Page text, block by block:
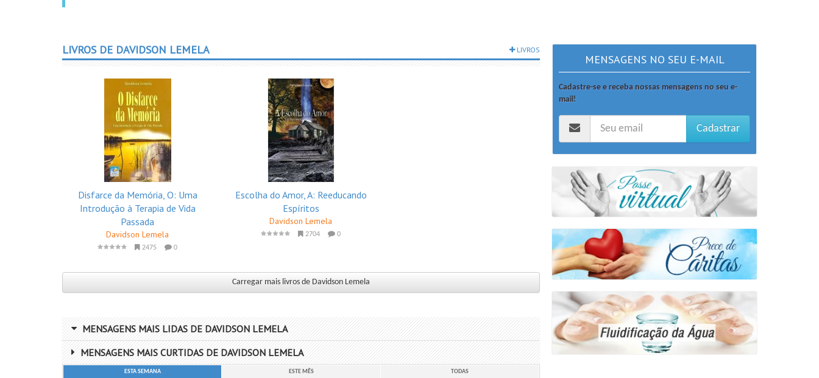
LIVROS DE DAVIDSON LEMELA LIVROS
Disfarce da Memória, O: Uma
Introdução à Terapia de Vida
Passada
Davidson Lemela
2475 0
Escolha do Amor, A: Reeducando
Espíritos
Davidson Lemela
2704 0
Carregar mais livros de Davidson Lemela
MENSAGENS MAIS LIDAS DE DAVIDSON LEMELA
MENSAGENS MAIS CURTIDAS DE DAVIDSON LEMELA
ESTA SEMANA ESTE MÊS TODAS
MENSAGENS NO SEU E-MAIL
Cadastre-se e receba nossas mensagens no seu e-
mail!
Cadastrar